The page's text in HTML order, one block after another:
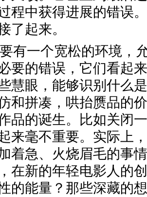
程中获得进展的错误
接了起来。
有一个宽松的环境，
要的错误，它们看起
慧眼，能够识别什么
和拼凑，哄抬赝品的
品的诞生。比如关闭
来毫不重要。实际上
着急、火烧眉毛的事
在新的年轻电影人的
的能量？那些深藏的